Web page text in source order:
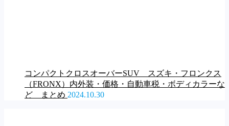
コンパクトクロスオーバーSUV スズキ・フロンクス
（FRONX）内外装・価格・自動車税・ボディカラーな
ど まとめ 2024.10.30